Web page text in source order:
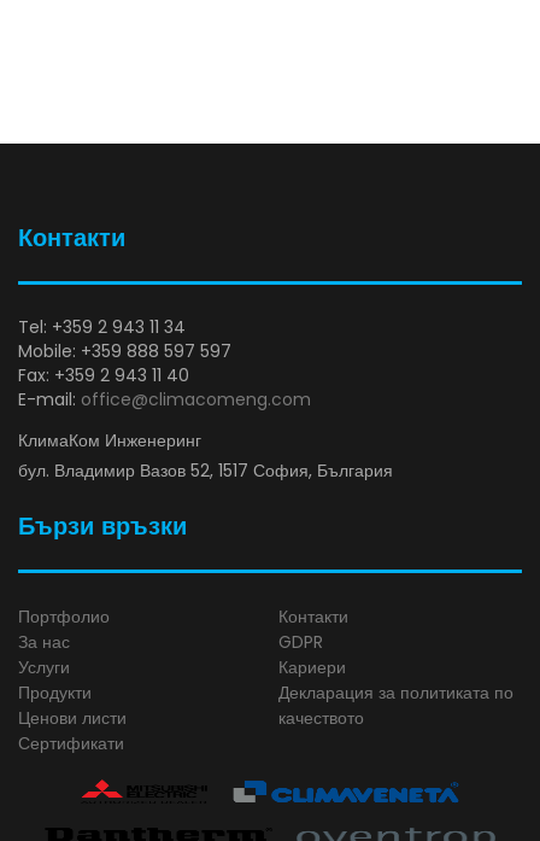
Контакти
Tel: +359 2 943 11 34
Mobile: +359 888 597 597
Fax: +359 2 943 11 40
E-mail: office@climacomeng.com
КлимаКом Инженеринг
бул. Владимир Вазов 52, 1517 София, България
Бързи връзки
Портфолио
За нас
Услуги
Продукти
Ценови листи
Сертификати
Контакти
GDPR
Кариери
Декларация за политиката по
качеството